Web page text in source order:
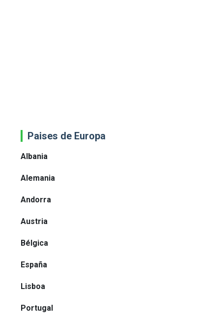
Paises de Europa
Albania
Alemania
Andorra
Austria
Bélgica
España
Lisboa
Portugal